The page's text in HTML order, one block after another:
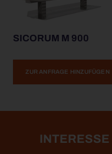
SICORUM M 900
ZUR ANFRAGE HINZUFÜGEN
INTERESSE